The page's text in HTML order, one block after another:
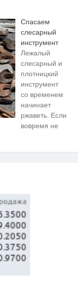
Спасаем
слесарный
инструмент
Лежалый
слесарный и
плотницкий
инструмент
со временем
начинает
ржаветь. Если
вовремя не